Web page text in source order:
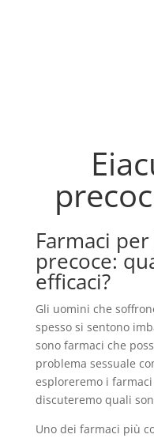
Farmaci
precoce:
efficaci?
Gli uomini che
spesso si sentono
sono farmaci che
problema sessuale
esploreremo i farmaci
discuteremo quali
Uno dei farmaci più